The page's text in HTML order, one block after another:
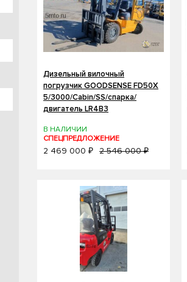
Дизельный вилочный
погрузчик GOODSENSE FD50X
5/3000/Cabin/SS/спарка/
двигатель LR4B3
В НАЛИЧИИ
СПЕЦПРЕДЛОЖЕНИЕ
2 469 000 ₽ 2 546 000 ₽